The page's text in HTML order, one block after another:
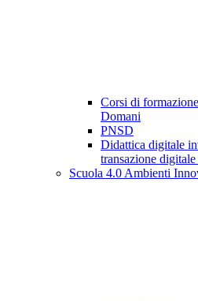
Corsi di
Domani
PNSD
Didattica digitale
transazione
Scuola 4.0 Ambienti